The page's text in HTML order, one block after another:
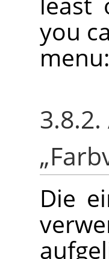
you
menu:
„
Die